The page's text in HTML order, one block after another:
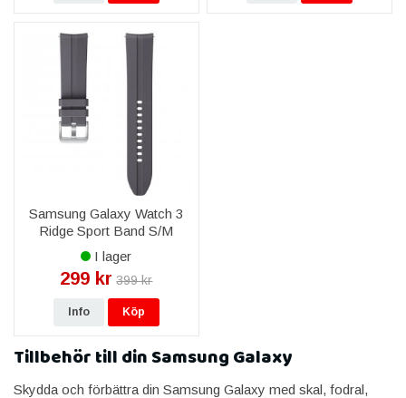
Samsung Galaxy Watch 3
Ridge Sport Band S/M
(20mm)
I lager
299 kr 399 kr
Info Köp
Tillbehör till din Samsung Galaxy
Skydda och förbättra din Samsung Galaxy med skal, fodral,